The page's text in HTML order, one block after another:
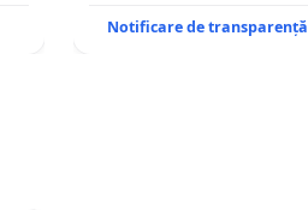
Notificare de transparență